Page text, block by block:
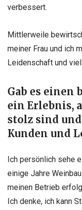
verbessert.
Mittlerweile
meiner Frau und ich
Leidenschaft und
Gab es einen
ein Erlebnis,
stolz sind
Kunden und
Ich persönlich sehe
einige Jahre
meinen Betrieb
Ich denke, ich kann